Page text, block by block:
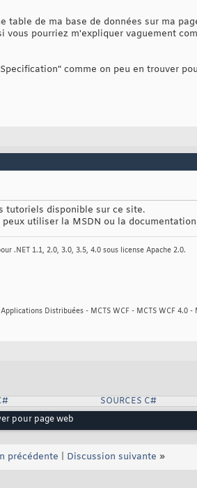
table de ma base de données sur ma
vous pourriez m'expliquer vaguement
comme on peu en trouver
tutoriels disponible sur ce site.
utiliser la MSDN ou la
.NET 1.1, 2.0, 3.0, 3.5, 4.0 sous license Apache 2.0.
Distribuées - MCTS WCF - MCTS WCF 4.0
SOURCES C#
pour page web
précédente Discussion suivante »